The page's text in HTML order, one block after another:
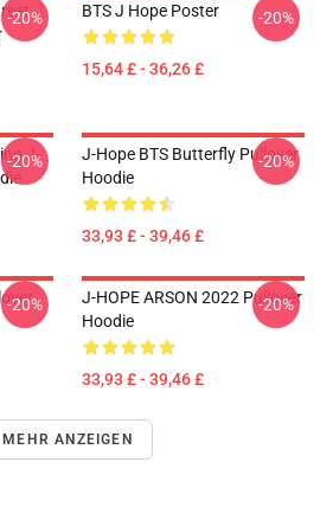
-20% BTS J Hope Poster
15,64 £ - 36,26 £
-20%
J-
-20%
J-Hope BTS Butterfly Pullover
Hoodie
33,93 £ - 39,46 £
-20%
-20%
J-HOPE ARSON 2022 Pullover
Hoodie
33,93 £ - 39,46 £
-20%
MEHR ANZEIGEN